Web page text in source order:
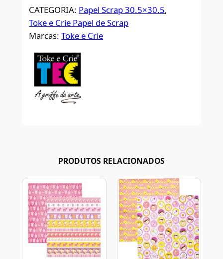
CATEGORIA: Papel Scrap 30.5×30.5
Toke e Crie Papel de Scrap
Marcas:Toke e Crie
PRODUTOS RELACIONADOS